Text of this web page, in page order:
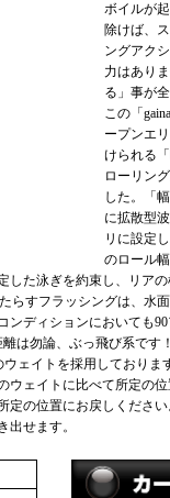
ボイルが
除けば、
ングアク
力はあり
る」事が
この「
ープンエ
けられる
ローリン
した。「
に拡散型
リに設定
のロール
た泳ぎを約束し、リア
らすフラッシングは、水
ディションにおいても90
距離は勿論、ぶっ飛び
ェイトを採用しておりま
ェイトに比べて所定の
定の位置にお戻しくださ
を引き出せます。